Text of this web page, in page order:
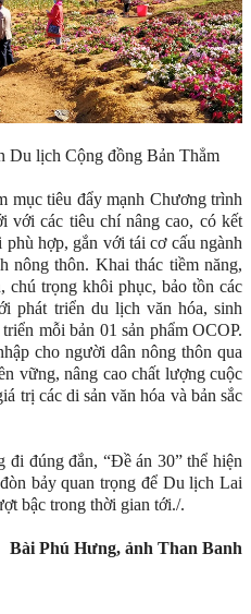
Du lịch Cộng đồng Bản Thẳm
mục tiêu đẩy mạnh Chương trình
với các tiêu chí nâng cao, có kết
hợp, gắn với tái cơ cấu ngành
nông thôn. Khai thác tiềm năng,
chú trọng khôi phục, bảo tồn các
phát triển du lịch văn hóa, sinh
mỗi bản 01 sản phẩm OCOP.
cho người dân nông thôn qua
vững, nâng cao chất lượng cuộc
trị các di sản văn hóa và bản sắc
đúng đắn, “Đề án 30” thể hiện
bảy quan trọng để Du lịch Lai
bậc trong thời gian tới./.
Bài Phú Hưng, ảnh Than Banh